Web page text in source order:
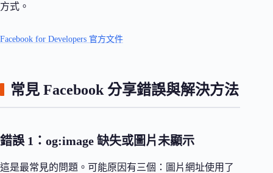
方式。
Facebook for Developers 官方文件
常見 Facebook 分享錯誤與解決方法
錯誤 1：og:image 缺失或圖片未顯示
這是最常見的問題。可能原因有三個：圖片網址使用了